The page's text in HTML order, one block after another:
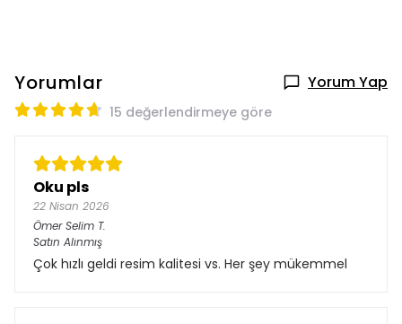
Yorumlar Yorum Yap
15 değerlendirmeye göre
Oku pls
22 Nisan 2026
Ömer Selim T.
Satın Alınmış
Çok hızlı geldi resim kalitesi vs. Her şey mükemmel